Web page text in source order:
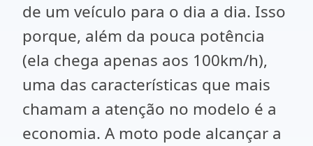
de um veículo para o dia a dia. Isso
porque, além da pouca potência
(ela chega apenas aos 100km/h),
uma das características que mais
chamam a atenção no modelo é a
economia. A moto pode alcançar a